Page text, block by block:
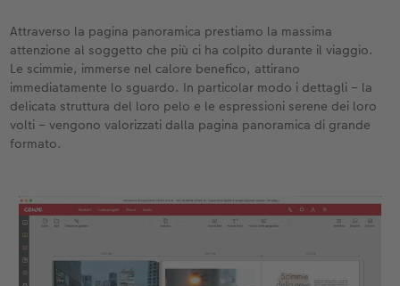
Attraverso la pagina panoramica prestiamo la massima
attenzione al soggetto che più ci ha colpito durante il viaggio.
Le scimmie, immerse nel calore benefico, attirano
immediatamente lo sguardo. In particolar modo i dettagli – la
delicata struttura del loro pelo e le espressioni serene dei loro
volti – vengono valorizzati dalla pagina panoramica di grande
formato.